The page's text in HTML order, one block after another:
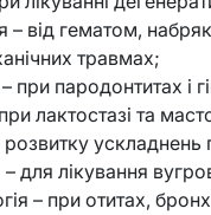
– від гематом,
травмах;
при пародонтитах і
лактостазі та
ускладнень
для лікування
– при отитах,